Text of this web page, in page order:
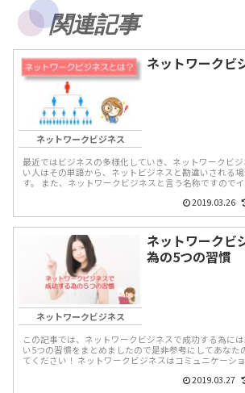
関連記事
ネットワークビジネス
ネットワークビ
最近ではビジネスの多様化していき、ネットワークビ
い人はその単語から、ネットビジネスと勘違いされる
す。 また、ネットワークビジネスと言う名称ですので
2019.03.26
ネットワークビジネス
ネットワークビ
為の5つの習慣
この記事では、ネットワークビジネスで成功する為に
い5つの習慣をまとめましたので是非参考にしてあなた
てください！ ネットワークビジネスはコミュニケーシ
2019.03.27